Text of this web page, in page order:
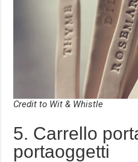
Credit to Wit & Whistle
5. Carrello
portaoggetti